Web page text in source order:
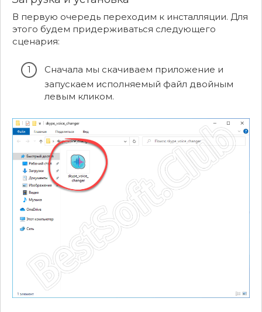
В первую очередь переходим к инсталляции. Для
этого будем придерживаться следующего
сценария:
Сначала мы скачиваем приложение и
запускаем исполняемый файл двойным
левым кликом.